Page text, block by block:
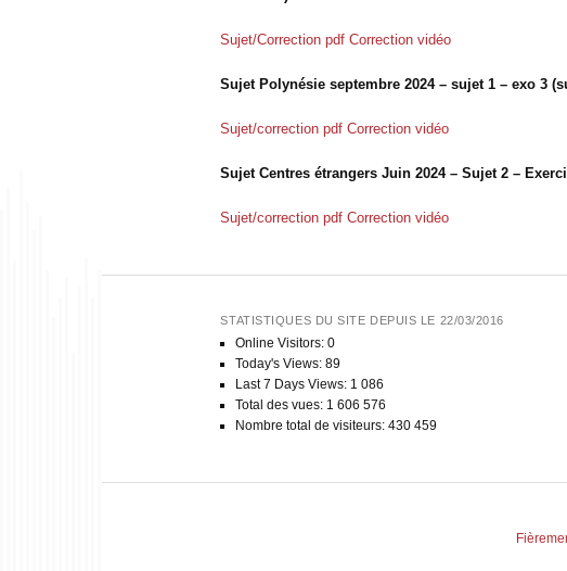
Sujet/Correction pdf Correction vidéo
Sujet Polynésie septembre 2024 – sujet 1 – exo 3
Sujet/correction pdf Correction vidéo
Sujet Centres étrangers Juin 2024 – Sujet 2 –
Sujet/correction pdf Correction vidéo
STATISTIQUES DU SITE DEPUIS LE 22/03/2016
Online Visitors: 0
Today's Views: 89
Last 7 Days Views: 1 086
Total des vues: 1 606 576
Nombre total de visiteurs: 430 459